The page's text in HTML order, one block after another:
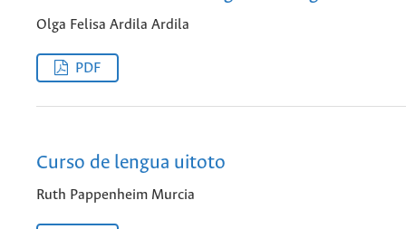
Olga Felisa Ardila Ardila
PDF
Curso de lengua uitoto
Ruth Pappenheim Murcia